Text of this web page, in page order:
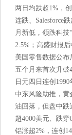
两日均跌超1%，
连跌、Salesforce
月新低，领跌科技
2.5%；高盛财报后
美国零售数据公布
五个月来首次升破
日元四日连创1990
中东风险助推，黄
油回落，但盘中跌
超4000美元、跌
铝涨超2%，连创